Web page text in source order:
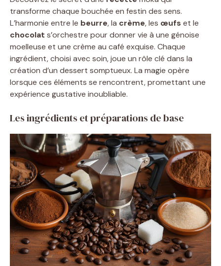
transforme chaque bouchée en festin des sens.
L’harmonie entre le beurre, la crème, les œufs et le
chocolat s’orchestre pour donner vie à une génoise
moelleuse et une crème au café exquise. Chaque
ingrédient, choisi avec soin, joue un rôle clé dans la
création d’un dessert somptueux. La magie opère
lorsque ces éléments se rencontrent, promettant une
expérience gustative inoubliable.
Les ingrédients et préparations de base